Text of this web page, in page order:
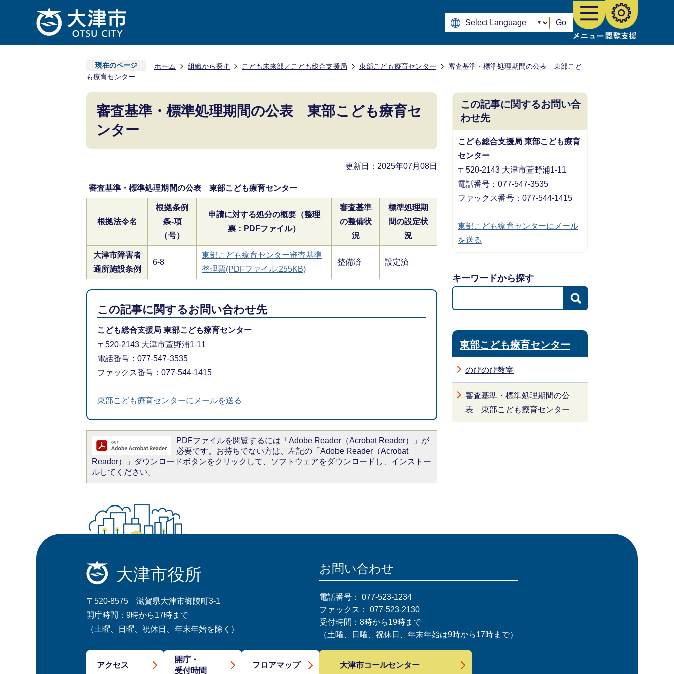
Go
現在のページ ホーム 組織から探す こども未来部／こども総合支援局 東部こども療育センター
審査基準・標準処理期間の公表 東部こど
も療育センター
審査基準・標準処理期間の公表 東部こども療育セ
ンター
更新日：2025年07月08日
審査基準・標準処理期間の公表 東部こども療育センター
根拠法令名
根拠条例
条-項
（号）
申請に対する処分の概要（整理
票：PDFファイル）
審査基準
の整備状
況
標準処理期
間の設定状
況
大津市障害者
通所施設条例
6-8
東部こども療育センター審査基準
整理票(PDFファイル:255KB)
整備済 設定済
この記事に関するお問い合わせ先
こども総合支援局 東部こども療育センター
〒520-2143 大津市萱野浦1-11
電話番号：077-547-3535
ファックス番号：077-544-1415
東部こども療育センターにメールを送る
PDFファイルを閲覧するには「Adobe Reader（Acrobat Reader）」が
必要です。お持ちでない方は、左記の「Adobe Reader（Acrobat
Reader）」ダウンロードボタンをクリックして、ソフトウェアをダウンロードし、インストー
ルしてください。
この記事に関するお問い合
わせ先
こども総合支援局 東部こども療育
センター
〒520-2143 大津市萱野浦1-11
電話番号：077-547-3535
ファックス番号：077-544-1415
東部こども療育センターにメール
を送る
キーワードから探す
東部こども療育センター
のびのび教室
審査基準・標準処理期間の公
表 東部こども療育センター
大津市役所
〒520-8575 滋賀県大津市御陵町3-1
開庁時間：9時から17時まで
（土曜、日曜、祝休日、年末年始を除く）
アクセス
開庁・
受付時間
フロアマップ
お問い合わせ
電話番号： 077-523-1234
ファックス： 077-523-2130
受付時間：8時から19時まで
（土曜、日曜、祝休日、年末年始は9時から17時まで）
大津市コールセンター